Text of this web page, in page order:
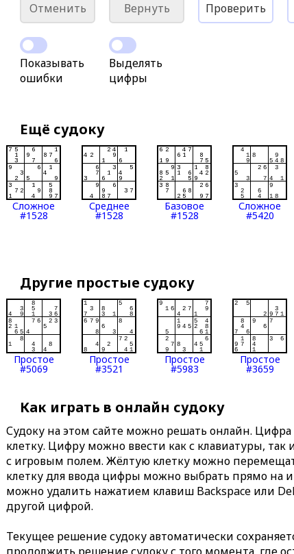
Отменить Вернуть Проверить
Показывать
ошибки
Выделять
цифры
Ещё судоку
Сложное
#1528
Среднее
#1528
Базовое
#1528
Сложное
#5420
Другие простые судоку
Простое
#5069
Простое
#3521
Простое
#5983
Простое
#3659
Как играть в онлайн судоку
Судоку на этом сайте можно решать онлайн.
клетку. Цифру можно ввести как с клавиатуры,
с игровым полем. Жёлтую клетку можно
клетку для ввода цифры можно выбрать прямо на
можно удалить нажатием клавиш Backspace или
другой цифрой.
Текущее решение судоку автоматически